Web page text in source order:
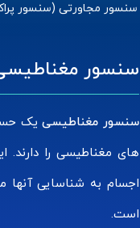
سنسور مجاورتی (سنسور
سنسور
سنسور مغناطیسییک
های مغناطیسی را دارند.
اجسام به شناسایی آنها
است.